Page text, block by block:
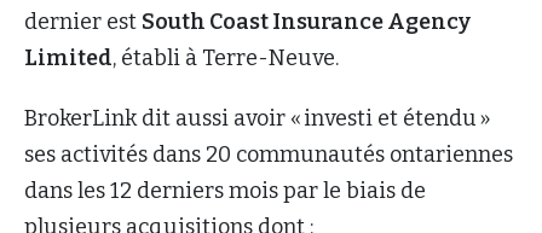
dernier est South Coast Insurance Agency
Limited, établi à Terre-Neuve.
BrokerLink dit aussi avoir « investi et étendu »
ses activités dans 20 communautés ontariennes
dans les 12 derniers mois par le biais de
plusieurs acquisitions dont :